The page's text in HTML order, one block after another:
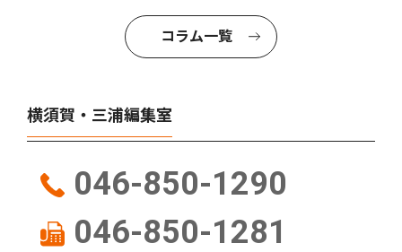
コラム一覧
横須賀・三浦編集室
046-850-1290
046-850-1281